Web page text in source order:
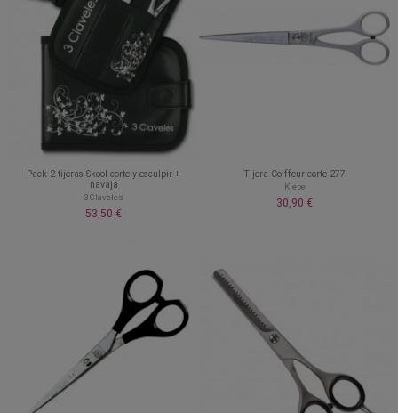
Pack 2 tijeras Skool corte y esculpir +
navaja
3 Claveles
53,50 €
Tijera Coiffeur corte 277
Kiepe
30,90 €